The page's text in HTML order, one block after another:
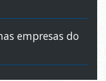
empresas do